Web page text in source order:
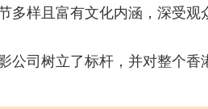
多样且富有文化内涵，深受观
公司树立了标杆，并对整个香